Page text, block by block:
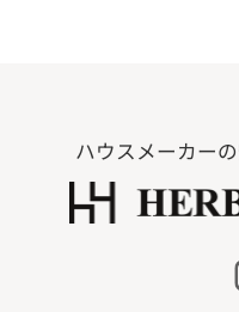
ハウスメーカー